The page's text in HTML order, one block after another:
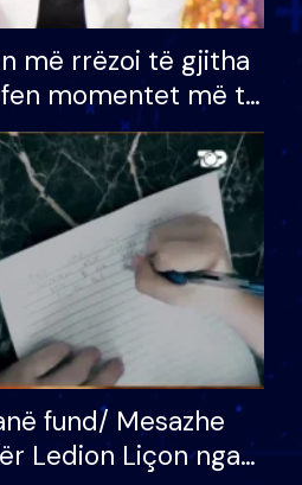
më rrëzoi të gjitha
momentet më të
e BB VIP: Do më
kur…
fund/ Mesazhe
Ledion Liçon nga